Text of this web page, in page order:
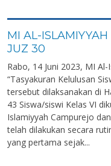
MI AL-
JUZ 30
Rabo, 14 Juni 2023, MI
“Tasyakuran Kelulusan
tersebut dilaksanakan di
43 Siswa/siswi Kelas VI
Islamiyyah Campurejo
telah dilakukan secara
yang pertama sejak...